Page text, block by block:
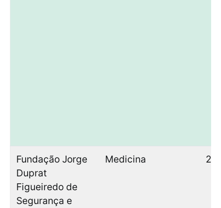
Fundação Jorge
Duprat
Figueiredo de
Segurança e
Medicina 2